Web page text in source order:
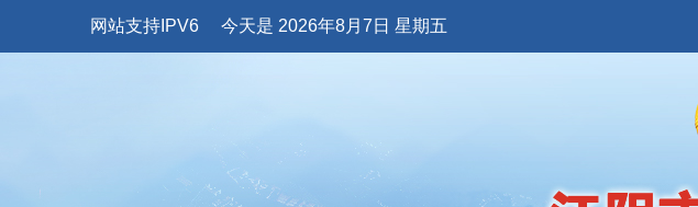
网站支持IPV6 今天是 2026年8月7日 星期五